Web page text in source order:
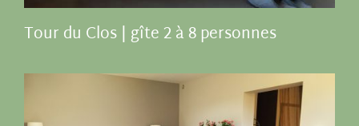
Tour du Clos | gîte 2 à 8 personnes